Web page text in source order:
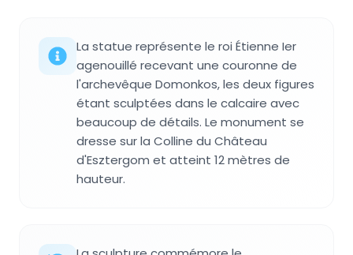
La statue représente le roi Étienne Ier
agenouillé recevant une couronne de
l'archevêque Domonkos, les deux figures
étant sculptées dans le calcaire avec
beaucoup de détails. Le monument se
dresse sur la Colline du Château
d'Esztergom et atteint 12 mètres de
hauteur.